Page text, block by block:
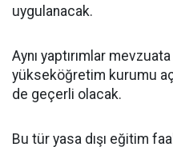
uygulanacak.
Aynı yaptırımlar
yükseköğretim kurumu
de geçerli olacak.
Bu tür yasa dışı eğitim